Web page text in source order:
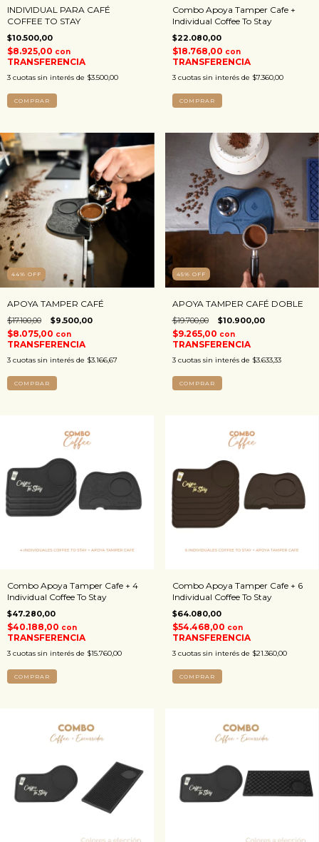
INDIVIDUAL PARA CAFÉ
COFFEE TO STAY
$10.500,00
$8.925,00 con
TRANSFERENCIA
3 cuotas sin interés de $3.500,00
COMPRAR
Combo Apoya Tamper Cafe +
Individual Coffee To Stay
$22.080,00
$18.768,00 con
TRANSFERENCIA
3 cuotas sin interés de $7.360,00
COMPRAR
44% OFF
APOYA TAMPER CAFÉ
$17.100,00 $9.500,00
$8.075,00 con
TRANSFERENCIA
3 cuotas sin interés de $3.166,67
COMPRAR
45% OFF
APOYA TAMPER CAFÉ DOBLE
$19.700,00 $10.900,00
$9.265,00 con
TRANSFERENCIA
3 cuotas sin interés de $3.633,33
COMPRAR
Combo Apoya Tamper Cafe + 4
Individual Coffee To Stay
$47.280,00
$40.188,00 con
TRANSFERENCIA
3 cuotas sin interés de $15.760,00
COMPRAR
Combo Apoya Tamper Cafe + 6
Individual Coffee To Stay
$64.080,00
$54.468,00 con
TRANSFERENCIA
3 cuotas sin interés de $21.360,00
COMPRAR